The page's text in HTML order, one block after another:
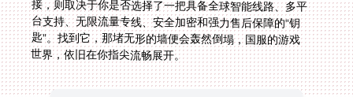
世界，依旧在你指尖流畅展开。